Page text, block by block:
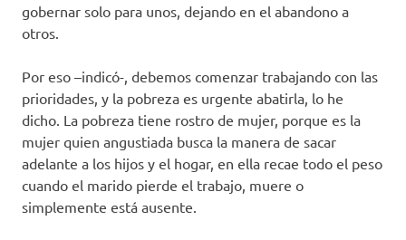
gobernar solo para unos, dejando en el abandono a
otros.
Por eso –indicó-, debemos comenzar trabajando con las
prioridades, y la pobreza es urgente abatirla, lo he
dicho. La pobreza tiene rostro de mujer, porque es la
mujer quien angustiada busca la manera de sacar
adelante a los hijos y el hogar, en ella recae todo el peso
cuando el marido pierde el trabajo, muere o
simplemente está ausente.